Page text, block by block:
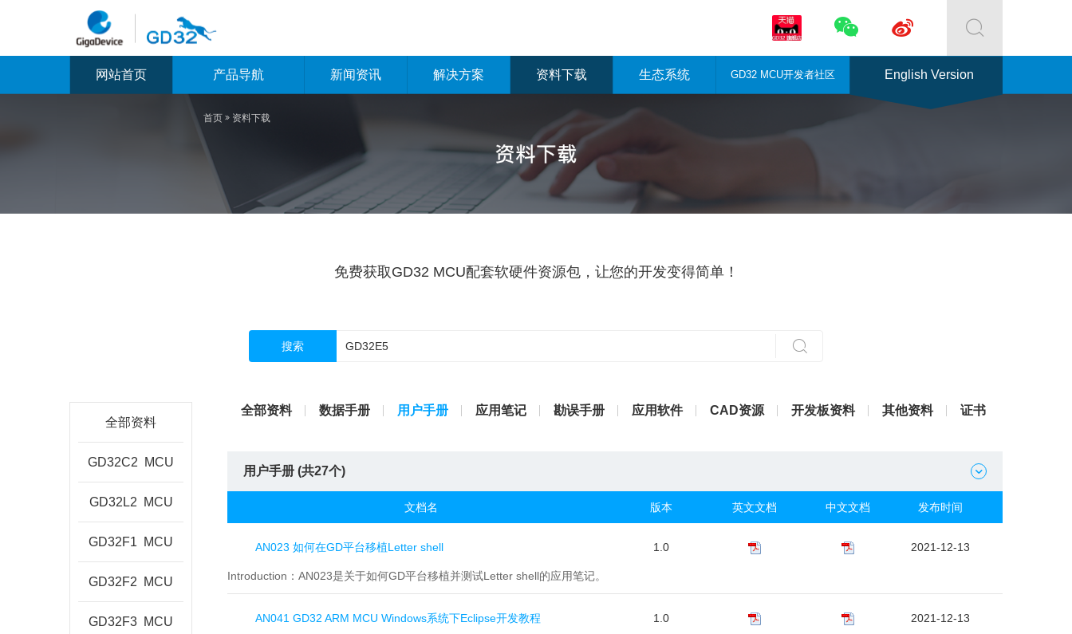

 
网站首页 产品导航 新闻资讯 解决方案 资料下载 生态系统 GD32 MCU开发者社区 English Version
首页  资料下载
免费获取GD32 MCU配套软硬件资源包，让您的开发变得简单！
搜索 
全部资料
GD32C2 MCU
GD32L2 MCU
GD32F1 MCU
GD32F2 MCU
GD32F3 MCU
全部资料 数据手册 用户手册 应用笔记 勘误手册 应用软件 CAD资源 开发板资料 其他资料 证书
用户手册 (共27个) 
文档名 版本 英文文档 中文文档 发布时间
AN023 如何在GD平台移植Letter shell 1.0 2021-12-13
Introduction： AN023是关于如何GD平台移植并测试Letter shell的应用笔记。
AN041 GD32 ARM MCU Windows系统下Eclipse开发教程 1.0 2021-12-13